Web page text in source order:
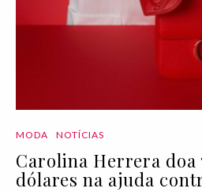
MODA NOTÍCIAS
Carolina Herrera doa
dólares na ajuda